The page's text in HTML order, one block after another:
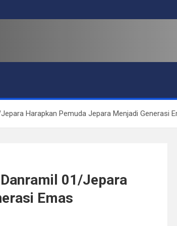
Harapkan Pemuda Jepara Menjadi Generasi
01/Jepara
Emas